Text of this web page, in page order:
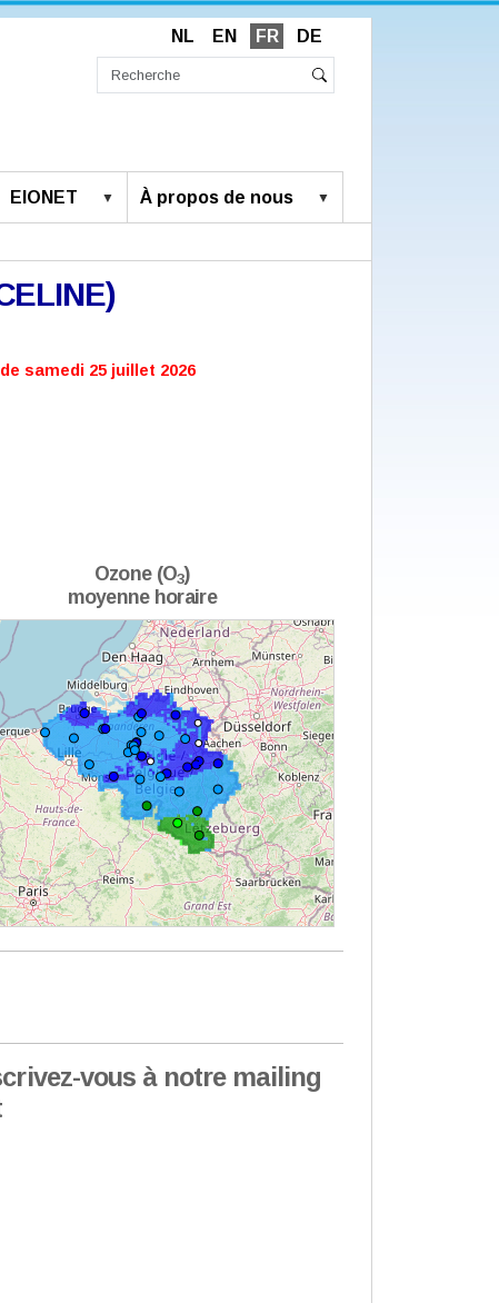
NL EN FR DE
EIONET À propos de nous
samedi 25 juillet 2026
Ozone (O3)
moyenne horaire
vous à notre mailing